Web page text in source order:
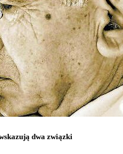
dwa związki